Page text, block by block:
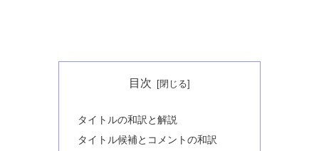
目次
タイトルの和訳と解説
タイトル候補とコメントの和訳